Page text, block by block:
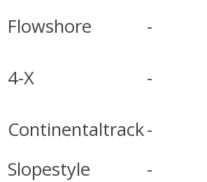
Flowshore -
4-X -
Continentaltrack-
Slopestyle
-